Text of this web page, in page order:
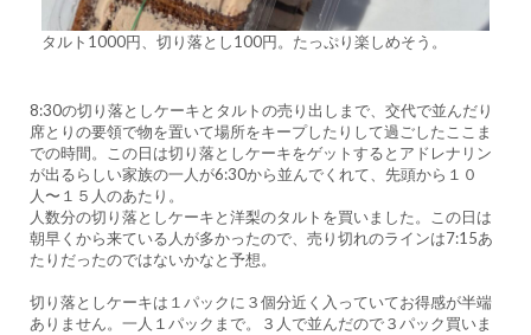
タルト1000円、切り落とし100円。たっぷり楽しめそう。
8:30の切り落としケーキとタルトの売り出しまで、交代で並んだり
席とりの要領で物を置いて場所をキープしたりして過ごしたここま
での時間。この日は切り落としケーキをゲットするとアドレナリン
が出るらしい家族の一人が6:30から並んでくれて、先頭から１０
人〜１５人のあたり。
人数分の切り落としケーキと洋梨のタルトを買いました。この日は
朝早くから来ている人が多かったので、売り切れのラインは7:15あ
たりだったのではないかなと予想。
切り落としケーキは１パックに３個分近く入っていてお得感が半端
ありません。一人１パックまで。３人で並んだので３パック買いま